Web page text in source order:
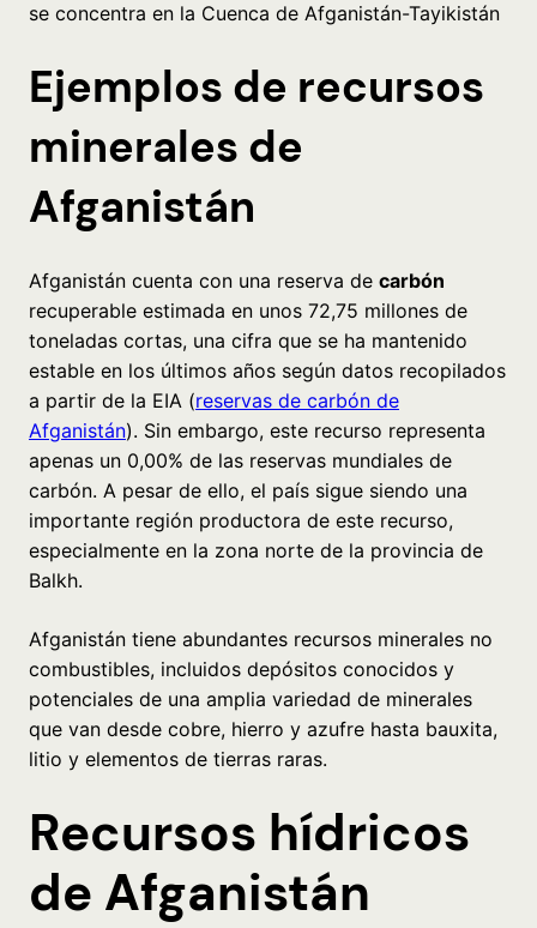
se concentra en la Cuenca de Afganistán-Tayikistán
Ejemplos de recursos
minerales de
Afganistán
Afganistán cuenta con una reserva de carbón
recuperable estimada en unos 72,75 millones de
toneladas cortas, una cifra que se ha mantenido
estable en los últimos años según datos recopilados
a partir de la EIA (reservas de carbón de
Afganistán). Sin embargo, este recurso representa
apenas un 0,00% de las reservas mundiales de
carbón. A pesar de ello, el país sigue siendo una
importante región productora de este recurso,
especialmente en la zona norte de la provincia de
Balkh.
Afganistán tiene abundantes recursos minerales no
combustibles, incluidos depósitos conocidos y
potenciales de una amplia variedad de minerales
que van desde cobre, hierro y azufre hasta bauxita,
litio y elementos de tierras raras.
Recursos hídricos
de Afganistán